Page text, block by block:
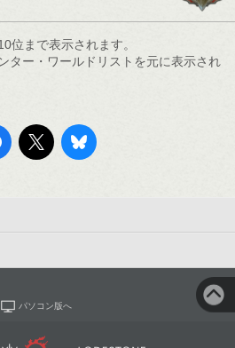
位まで表示されます。
ター・ワールドリストを元に表示され
パソコン版へ